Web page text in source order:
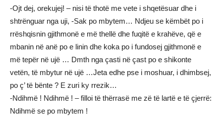
-Ojt dej, orekujej! – nisi të thotë me vete i shqetësuar dhe i
shtrënguar nga uji, -Sak po mbytem… Ndjeu se këmbët po i
rrëshqisnin gjithmonë e më thellë dhe fuqitë e krahëve, që e
mbanin në anë po e linin dhe koka po i fundosej gjithmonë e
më tepër në ujë … Dmth nga çasti në çast po e shikonte
vetën, të mbytur në ujë …Jeta edhe pse i moshuar, i dhimbsej,
po ç’ të bënte ? E zuri ky rrezik…
-Ndihmë ! Ndihmë ! – filloi të thërrasë me zë të lartë e të çjerrë:
Ndihmë se po mbytem !